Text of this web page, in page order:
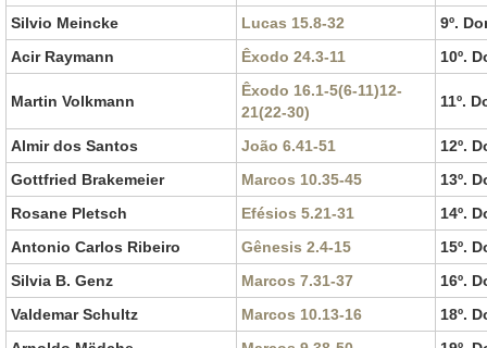
Silvio Meincke
Lucas 15.8-32
9º.
Acir Raymann
Êxodo 24.3-11 10º.
Martin Volkmann
Êxodo 16.1-5(6-11)12-
21(22-30)
11º.
Almir dos Santos João 6.41-51
12º.
Gottfried Brakemeier
Marcos 10.35-45
13º.
Rosane Pletsch
Efésios 5.21-31
14º.
Antonio Carlos Ribeiro
Gênesis 2.4-15
15º.
Silvia B. Genz
Marcos 7.31-37
16º.
Valdemar Schultz
Marcos 10.13-16
18º.